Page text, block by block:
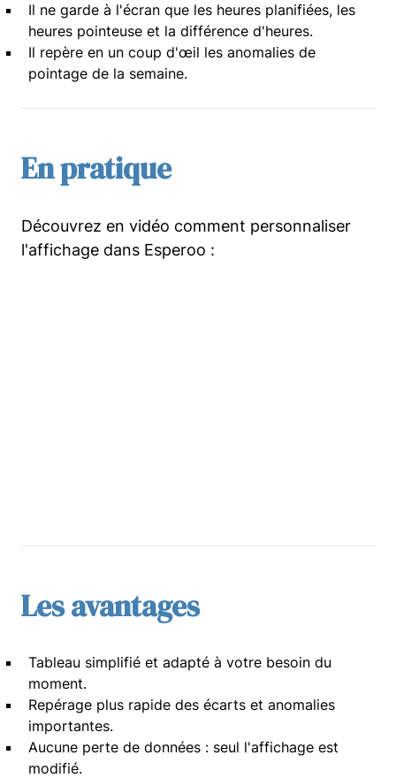
Il ne garde à l'écran que les heures planifiées, les
heures pointeuse et la différence d'heures.
Il repère en un coup d'œil les anomalies de
pointage de la semaine.
En pratique
Découvrez en vidéo comment personnaliser
l'affichage dans Esperoo :
Les avantages
Tableau simplifié et adapté à votre besoin du
moment.
Repérage plus rapide des écarts et anomalies
importantes.
Aucune perte de données : seul l'affichage est
modifié.